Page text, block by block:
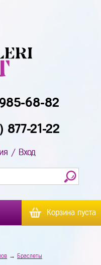
68-82
877-21-22
/ Вход
Корзина пуста
→ Браслеты